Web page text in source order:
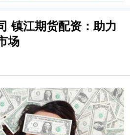
镇江期货配资：助力
场